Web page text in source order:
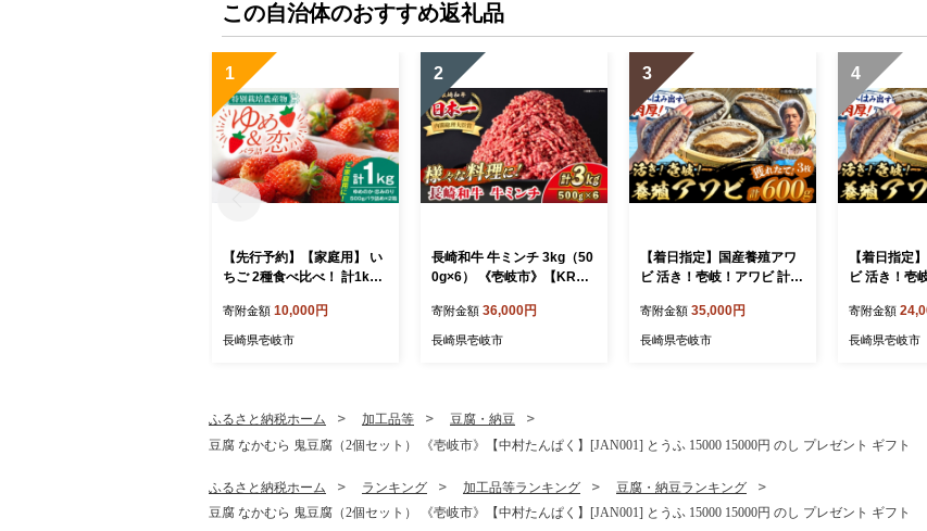
この自治体のおすすめ返礼品
1
【先行予約】【家庭用】 い
ちご 2種食べ比べ！ 計1kg
【2027年2月以降順次発
送】《壱岐市》【蒼花】[JE
寄附金額 10,000円
長崎県壱岐市
2
長崎和牛 牛ミンチ 3kg（50
0g×6） 《壱岐市》【KRAZ
ミンチ 牛ミンチ ひき肉 挽
肉 挽き肉 小分け ハンバー
寄附金額 36,000円
長崎県壱岐市
3
【着日指定】国産養殖アワ
ビ 活き！壱岐！アワビ 計60
市》【住吉水産】アワビ 鮑
養殖 貝 海産物 魚介 魚貝 産
寄附金額 35,000円
長崎県壱岐市
4
【着日指定
ビ 活き！壱
市》【住吉水
養殖 貝 海産
寄附金額
長崎県壱岐市
ふるさと納税ホーム 加工品等
豆腐・納豆
豆腐 なかむら 鬼豆腐（2個セット） 《壱岐市》【中村たんぱく】[JAN001] とうふ 15000 15000円 のし プレゼント ギフト
ふるさと納税ホーム ランキング 加工品等ランキング
豆腐・納豆ランキング
豆腐 なかむら 鬼豆腐（2個セット） 《壱岐市》【中村たんぱく】[JAN001] とうふ 15000 15000円 のし プレゼント ギフト